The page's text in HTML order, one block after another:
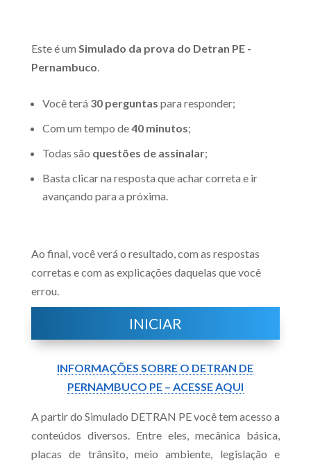
Este é um Simulado da prova do Detran PE -
Pernambuco
Você terá 30 perguntas para responder;
Com um tempo de40 minutos;
Todas são questões de assinalar;
Basta clicar na resposta que achar correta e ir
avançando para a próxima.
Ao final, você verá o resultado, com as respostas
corretas e com as explicações daquelas que você
errou.
INICIAR
INFORMAÇÕES SOBRE O DETRAN DE
PERNAMBUCO PE – ACESSE AQUI
A partir do Simulado DETRAN PE você tem acesso a
conteúdos diversos. Entre eles, mecânica básica,
placas de trânsito, meio ambiente, legislação e